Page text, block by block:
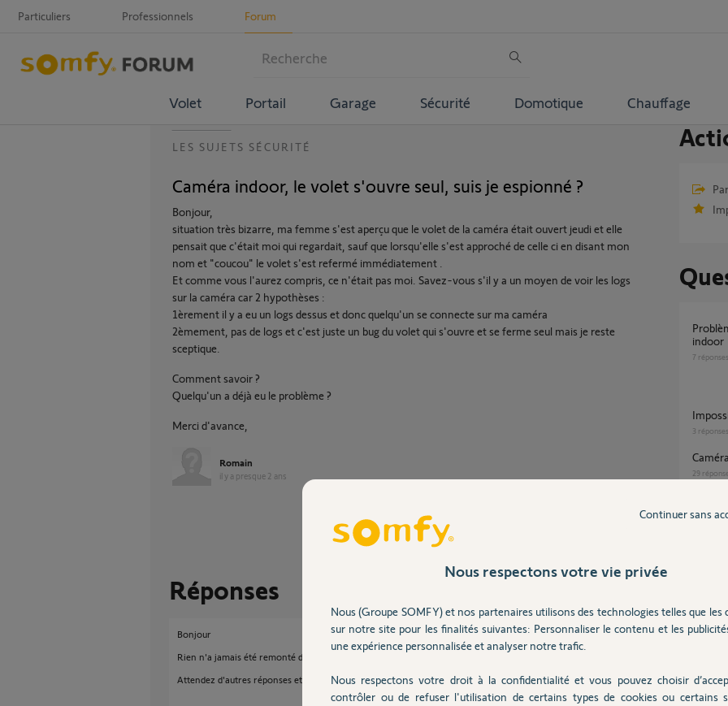
Particuliers Professionnels Forum
Volet Portail Garage Sécurité Domotique Chauffage
LES SUJETS SÉCURITÉ
Caméra indoor, le volet s'ouvre seul, suis je espionné ?
Bonjour,
situation très bizarre, ma femme s'est aperçu que le volet de la caméra était ouvert jeudi et elle
pensait que c'était moi qui regardait, sauf que lorsqu'elle s'est approché de celle ci en disant mon
nom et "coucou" le volet s'est refermé immédiatement .
Et comme vous l'aurez compris, ce n'était pas moi. Savez-vous s'il y a un moyen de voir les logs
sur la caméra car 2 hypothèses :
1èrement il y a eu un logs dessus et donc quelqu'un se connecte sur ma caméra
2èmement, pas de logs et c'est juste un bug du volet qui s'ouvre et se ferme seul mais je reste
sceptique.
Comment savoir ?
Quelqu'un a déjà eu le problème ?
Merci d'avance,
Romain
il y a presque 2 ans
Participer au fil de discussion
Réponses
Bonjour
Rien n'a jamais été remonté de tel sur ce forum.
Attendez d'autres réponses et en attendant, débranchez la caméra !
Problème ouverture volet caméra Somfy
indoor
7 réponses
3 réponses
29
11
Nous respectons votre vie privée
Nous (Groupe SOMFY) et nos partenaires utilisons des technologies telles que les
sur notre site pour les finalités suivantes: Personnaliser le contenu et les
une expérience personnalisée et analyser notre trafic.
Nous respectons votre droit à la confidentialité et vous pouvez choisir
contrôler ou de refuser l'utilisation de certains types de cookies ou certains
Continuer sans